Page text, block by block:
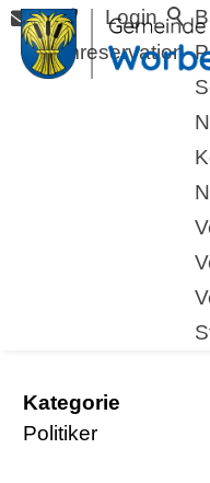
Login
Raumreservation
Kategorie
Politiker